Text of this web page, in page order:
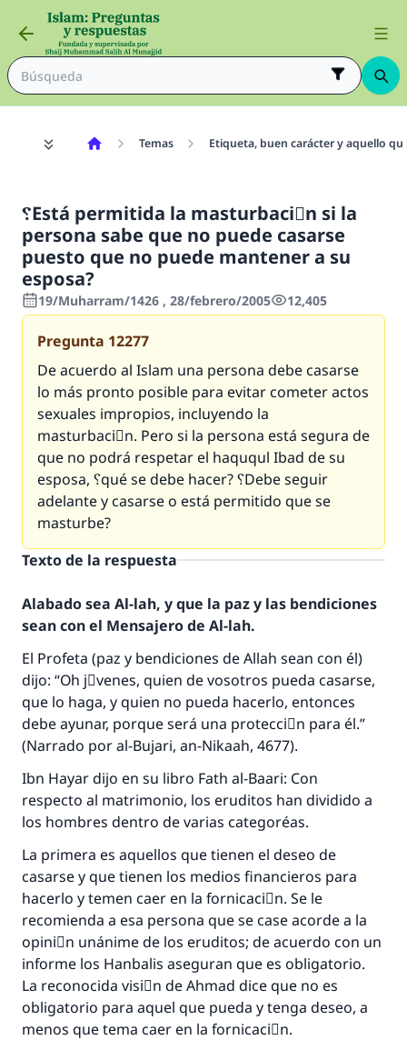
Temas Etiqueta, buen carácter y aquello
؟Está permitida la masturbaciَn si la
persona sabe que no puede casarse
puesto que no puede mantener a su
esposa?
19/Muharram/1426 , 28/febrero/2005 12,405
Pregunta 12277
De acuerdo al Islam una persona debe casarse
lo más pronto posible para evitar cometer actos
sexuales impropios, incluyendo la
masturbaciَn. Pero si la persona está segura de
que no podrá respetar el haququl Ibad de su
esposa, ؟qué se debe hacer? ؟Debe seguir
adelante y casarse o está permitido que se
masturbe?
Texto de la respuesta
Alabado sea Al-lah, y que la paz y las bendiciones
sean con el Mensajero de Al-lah.
El Profeta (paz y bendiciones de Allah sean con él)
dijo: “Oh jَvenes, quien de vosotros pueda casarse,
que lo haga, y quien no pueda hacerlo, entonces
debe ayunar, porque será una protecciَn para él.”
(Narrado por al-Bujari, an-Nikaah, 4677).
Ibn Hayar dijo en su libro Fath al-Baari: Con
respecto al matrimonio, los eruditos han dividido a
los hombres dentro de varias categoréas.
La primera es aquellos que tienen el deseo de
casarse y que tienen los medios financieros para
hacerlo y temen caer en la fornicaciَn. Se le
recomienda a esa persona que se case acorde a la
opiniَn unánime de los eruditos; de acuerdo con un
informe los Hanbalis aseguran que es obligatorio.
La reconocida visiَn de Ahmad dice que no es
obligatorio para aquel que pueda y tenga deseo, a
menos que tema caer en la fornicaciَn.